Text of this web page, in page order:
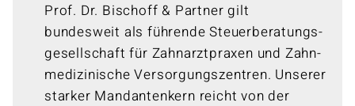
Prof. Dr. Bischoff & Partner gilt
bundesweit als führende Steuer­beratungs­
gesellschaft für Zahn­arzt­praxen und Zahn­
medizi­nische Versorgungs­zentren. Unserer
starker Mandanten­­kern reicht von der